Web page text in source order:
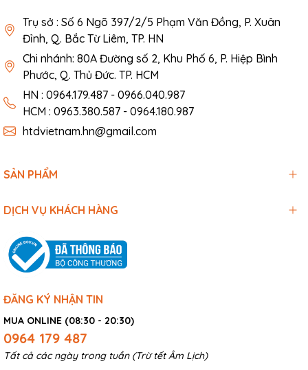
Trụ sở : Số 6 Ngõ 397/2/5 Phạm Văn Đồng, P. Xuân
Đỉnh, Q. Bắc Từ Liêm, TP. HN
Chi nhánh: 80A Đường số 2, Khu Phố 6, P. Hiệp Bình
Phước, Q. Thủ Đức. TP. HCM
HN : 0964.179.487 - 0966.040.987
HCM : 0963.380.587 - 0964.180.987
htdvietnam.hn@gmail.com
SẢN PHẨM
DỊCH VỤ KHÁCH HÀNG
ĐĂNG KÝ NHẬN TIN
MUA ONLINE (08:30 - 20:30)
0964 179 487
Tất cả các ngày trong tuần (Trừ tết Âm Lịch)